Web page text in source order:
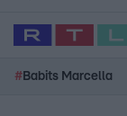
# Babits Marcella